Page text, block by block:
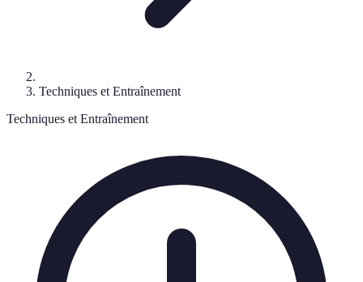
Techniques et Entraînement
Techniques et Entraînement